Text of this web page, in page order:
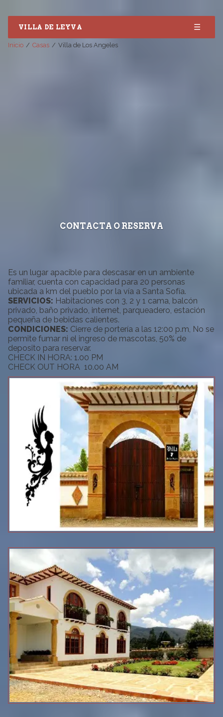
VILLA DE LEYVA ☰
CONTACTA O RESERVA
Inicio Casas Villa de Los Angeles
Es un lugar apacible para descasar en un ambiente
familiar, cuenta con capacidad para 20 personas
ubicada a km del pueblo por la vía a Santa Sofía.
SERVICIOS: Habitaciones con 3, 2 y 1 cama, balcón
privado, baño privado, internet, parqueadero, estación
pequeña de bebidas calientes.
CONDICIONES: Cierre de portería a las 12:00 p.m, No se
permite fumar ni el ingreso de mascotas, 50% de
deposito para reservar.
CHECK IN HORA: 1.00 PM
CHECK OUT HORA 10.00 AM